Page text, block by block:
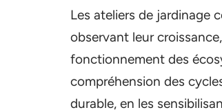
Les ateliers de jardinage
observant leur
fonctionnement des
compréhension des
durable, en les